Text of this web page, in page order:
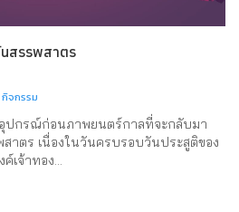
นสรรพสาตร
กิจกรรม
ปกรณ์ก่อนภาพยนตร์กาลที่จะกลับมา
าตร เนื่องในวันครบรอบวันประสูติของ
เจ้าทอง...